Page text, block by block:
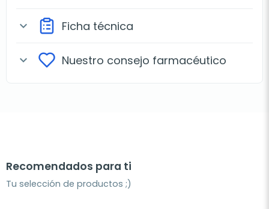
expand_more Ficha técnica
expand_more Nuestro consejo farmacéutico
Recomendados para ti
Tu selección de productos ;)